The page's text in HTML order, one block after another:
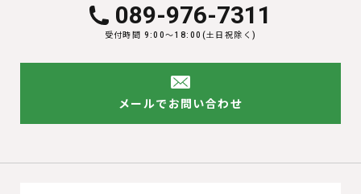
089-976-7311
受付時間 9:00〜18:00(土日祝除く)
メールでお問い合わせ